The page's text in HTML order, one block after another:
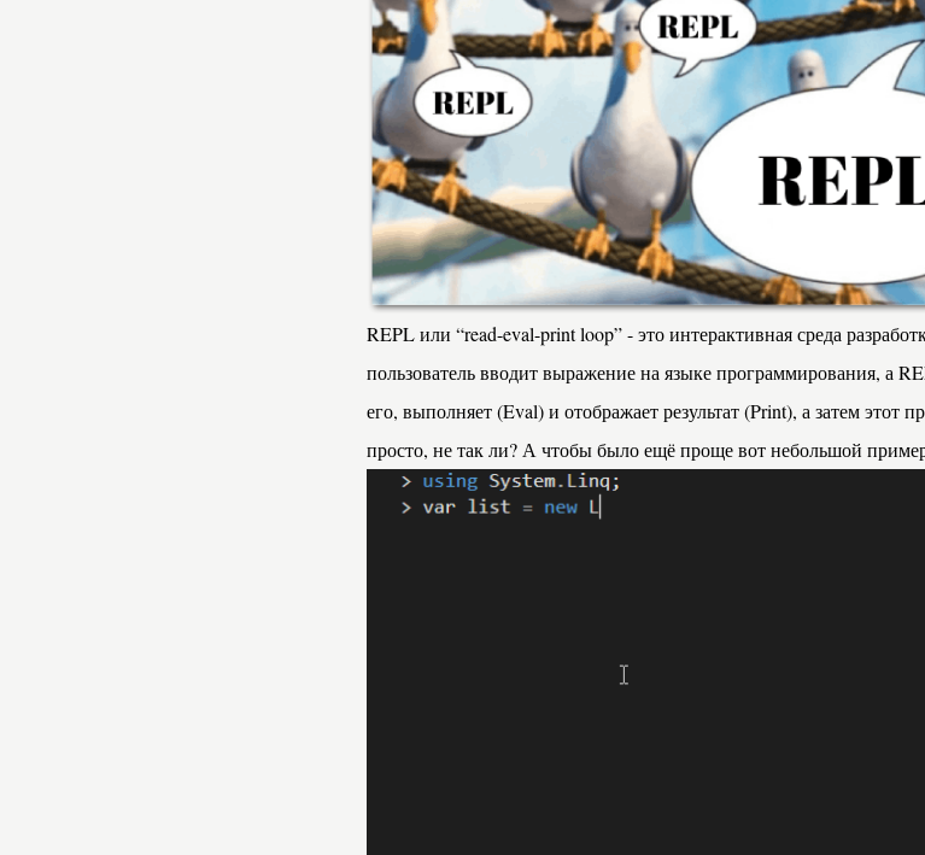
REPL или “read-eval-print loop” - это интерактивная среда
пользователь вводит выражение на языке программирования, а
его, выполняет (Eval) и отображает результат (Print), а затем этот
просто, не так ли? А чтобы было ещё проще вот небольшой